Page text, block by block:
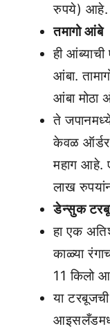
रुपये) आहे.
तमागो आंबे
ही
आंबा.
आंबा मोठा
ते
केवळ ऑर्डर
महाग आहे.
लाख
डेन्सुक
हा एक
काळ्या
11 किलो
या